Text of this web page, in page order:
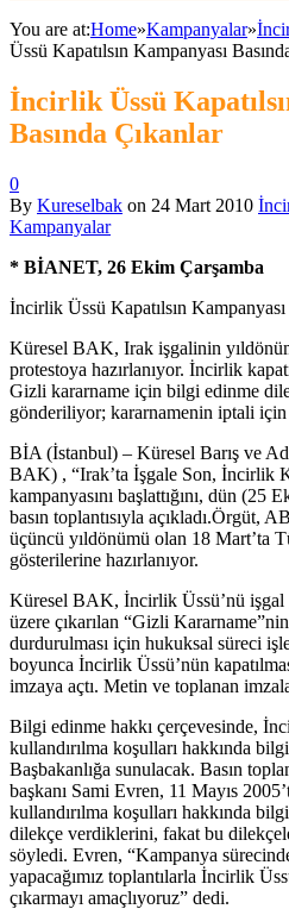
You are at:Home»Kampanyalar»
Üssü Kapatılsın Kampanyası
İncirlik Üssü
Basında Çıkanlar
0
By Kureselbak on 24 Mart 2010
Kampanyalar
* BİANET, 26 Ekim Çarşamba
İncirlik Üssü Kapatılsın Kampanyası
Küresel BAK, Irak işgalinin
protestoya hazırlanıyor. İncirlik
Gizli kararname için bilgi edinme
gönderiliyor; kararnamenin iptali için
BİA (İstanbul) – Küresel Barış ve
BAK) , “Irak’ta İşgale Son, İncirlik
kampanyasını başlattığını, dün (25
basın toplantısıyla açıkladı.Örgüt,
üçüncü yıldönümü olan 18 Mart’ta
gösterilerine hazırlanıyor.
Küresel BAK, İncirlik Üssü’nü işgal
üzere çıkarılan “Gizli
durdurulması için hukuksal süreci
boyunca İncirlik Üssü’nün
imzaya açtı. Metin ve toplanan
Bilgi edinme hakkı çerçevesinde,
kullandırılma koşulları hakkında
Başbakanlığa sunulacak. Basın
başkanı Sami Evren, 11 Mayıs
kullandırılma koşulları hakkında
dilekçe verdiklerini, fakat bu
söyledi. Evren, “Kampanya
yapacağımız toplantılarla İncirlik
çıkarmayı amaçlıyoruz” dedi.